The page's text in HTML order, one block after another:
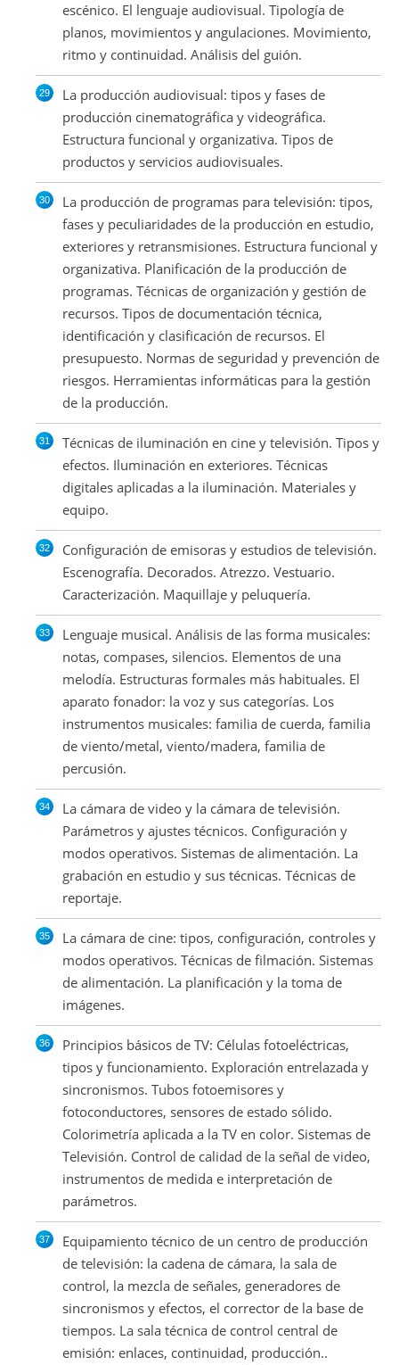
escénico. El lenguaje audiovisual. Tipología de
planos, movimientos y angulaciones. Movimiento,
ritmo y continuidad. Análisis del guión.
La producción audiovisual: tipos y fases de
producción cinematográfica y videográfica.
Estructura funcional y organizativa. Tipos de
productos y servicios audiovisuales.
La producción de programas para televisión: tipos,
fases y peculiaridades de la producción en estudio,
exteriores y retransmisiones. Estructura funcional y
organizativa. Planificación de la producción de
programas. Técnicas de organización y gestión de
recursos. Tipos de documentación técnica,
identificación y clasificación de recursos. El
presupuesto. Normas de seguridad y prevención de
riesgos. Herramientas informáticas para la gestión
de la producción.
Técnicas de iluminación en cine y televisión. Tipos y
efectos. Iluminación en exteriores. Técnicas
digitales aplicadas a la iluminación. Materiales y
equipo.
Configuración de emisoras y estudios de televisión.
Escenografía. Decorados. Atrezzo. Vestuario.
Caracterización. Maquillaje y peluquería.
Lenguaje musical. Análisis de las forma musicales:
notas, compases, silencios. Elementos de una
melodía. Estructuras formales más habituales. El
aparato fonador: la voz y sus categorías. Los
instrumentos musicales: familia de cuerda, familia
de viento/metal, viento/madera, familia de
percusión.
La cámara de video y la cámara de televisión.
Parámetros y ajustes técnicos. Configuración y
modos operativos. Sistemas de alimentación. La
grabación en estudio y sus técnicas. Técnicas de
reportaje.
La cámara de cine: tipos, configuración, controles y
modos operativos. Técnicas de filmación. Sistemas
de alimentación. La planificación y la toma de
imágenes.
Principios básicos de TV: Células fotoeléctricas,
tipos y funcionamiento. Exploración entrelazada y
sincronismos. Tubos fotoemisores y
fotoconductores, sensores de estado sólido.
Colorimetría aplicada a la TV en color. Sistemas de
Televisión. Control de calidad de la señal de video,
instrumentos de medida e interpretación de
parámetros.
Equipamiento técnico de un centro de producción
de televisión: la cadena de cámara, la sala de
control, la mezcla de señales, generadores de
sincronismos y efectos, el corrector de la base de
tiempos. La sala técnica de control central de
emisión: enlaces, continuidad, producción..